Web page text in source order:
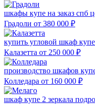
шкафы купе на заказ спб
Градоли от 380 000 ₽
купить угловой шкаф купе
Калазетта от 250 000 ₽
производство шкафов
Колледара от 160 000 ₽
шкаф купе 2 зеркала